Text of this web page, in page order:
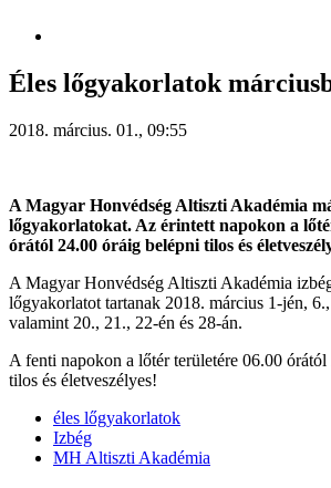
Éles lőgyakorlatok
2018. március. 01., 09:55
A Magyar Honvédség Altiszti Akadémia
lőgyakorlatokat. Az érintett napokon a
órától 24.00 óráig belépni tilos és
A Magyar Honvédség Altiszti Akadémia
lőgyakorlatot tartanak 2018. március 1-jén,
valamint 20., 21., 22-én és 28-án.
A fenti napokon a lőtér területére 06.00
tilos és életveszélyes!
éles lőgyakorlatok
Izbég
MH Altiszti Akadémia